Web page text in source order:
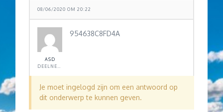
08/06/2020 OM 20:22
ASD
954638C8FD4A
Je moet ingelogd zijn om een antwoord op
dit onderwerp te kunnen geven.